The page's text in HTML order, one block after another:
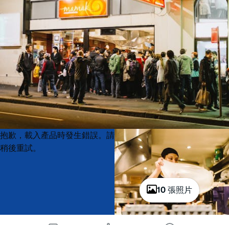
10 張照片
Product
List
Product
List
抱歉，載入產品時發生錯誤。請
稍後重試。